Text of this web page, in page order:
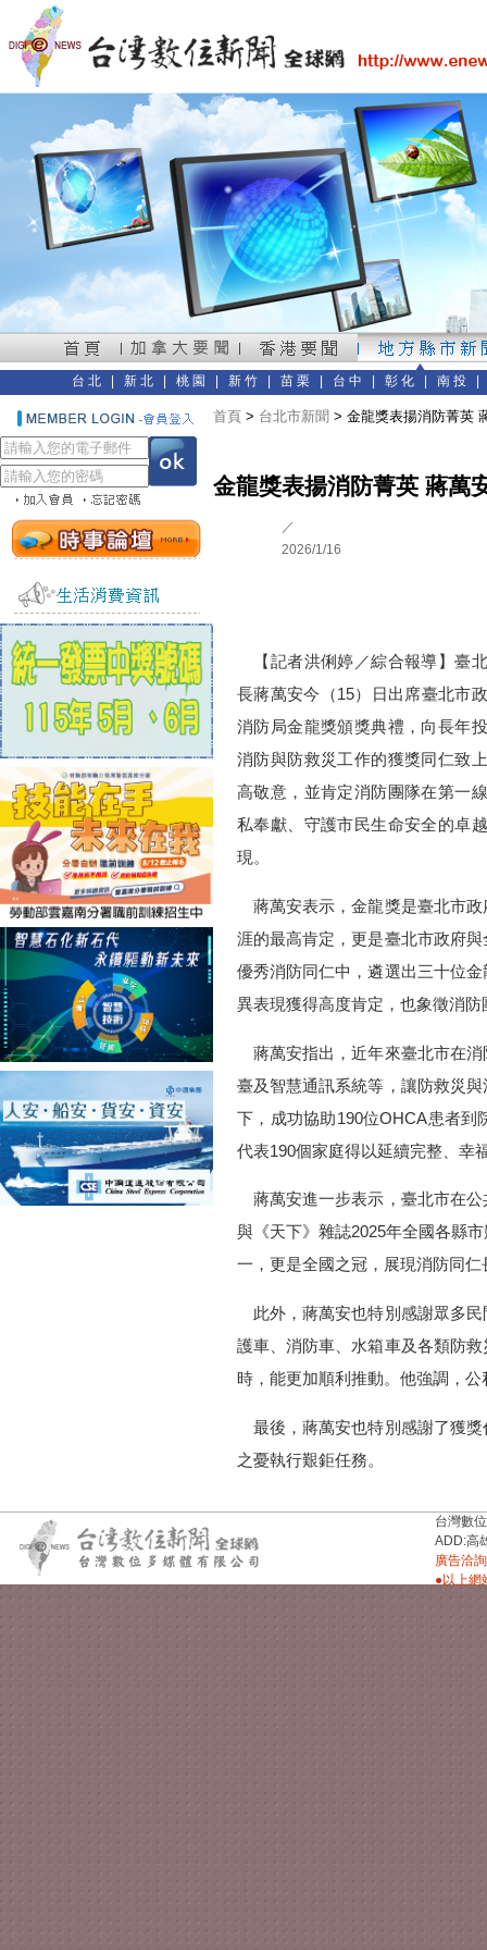
台北 新北 桃園 新竹 苗栗 台中 彰化 南投
首頁 > 台北市新聞 > 金龍獎表揚消防菁英
金龍獎表揚消防菁英 蔣萬
／
2026/1/16
【記者洪俐婷／綜合報導】臺
長蔣萬安今（15）日出席臺北市
消防局金龍獎頒獎典禮，向長年
消防與防救災工作的獲獎同仁致
高敬意，並肯定消防團隊在第一
私奉獻、守護市民生命安全的卓
現。
蔣萬安表示，金龍獎是臺北市政
涯的最高肯定，更是臺北市政府
優秀消防同仁中，遴選出三十位
異表現獲得高度肯定，也象徵消
蔣萬安指出，近年來臺北市在消
臺及智慧通訊系統等，讓防救災
下，成功協助190位OHCA患者到
代表190個家庭得以延續完整、幸
蔣萬安進一步表示，臺北市在公
與《天下》雜誌2025年全國各縣
一，更是全國之冠，展現消防同
此外，蔣萬安也特別感謝眾多民
護車、消防車、水箱車及各類防
時，能更加順利推動。他強調，
最後，蔣萬安也特別感謝了獲獎
之憂執行艱鉅任務。
台灣數
ADD:高
廣告洽
●以上網